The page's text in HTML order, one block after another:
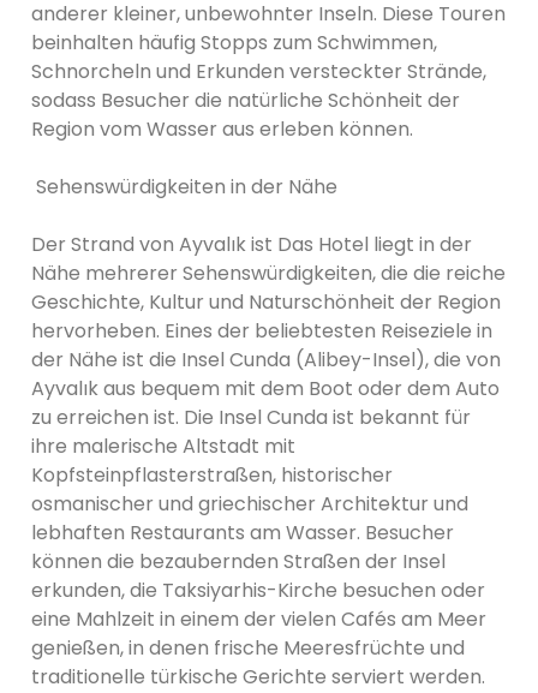
anderer kleiner, unbewohnter Inseln. Diese Touren
beinhalten häufig Stopps zum Schwimmen,
Schnorcheln und Erkunden versteckter Strände,
sodass Besucher die natürliche Schönheit der
Region vom Wasser aus erleben können.
Sehenswürdigkeiten in der Nähe
Der Strand von Ayvalık ist Das Hotel liegt in der
Nähe mehrerer Sehenswürdigkeiten, die die reiche
Geschichte, Kultur und Naturschönheit der Region
hervorheben. Eines der beliebtesten Reiseziele in
der Nähe ist die Insel Cunda (Alibey-Insel), die von
Ayvalık aus bequem mit dem Boot oder dem Auto
zu erreichen ist. Die Insel Cunda ist bekannt für
ihre malerische Altstadt mit
Kopfsteinpflasterstraßen, historischer
osmanischer und griechischer Architektur und
lebhaften Restaurants am Wasser. Besucher
können die bezaubernden Straßen der Insel
erkunden, die Taksiyarhis-Kirche besuchen oder
eine Mahlzeit in einem der vielen Cafés am Meer
genießen, in denen frische Meeresfrüchte und
traditionelle türkische Gerichte serviert werden.